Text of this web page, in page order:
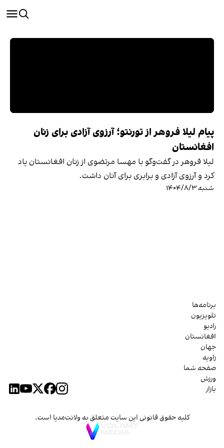
پیام لیلا فروهر از تورنتو؛ آرزوی آزادی برای زنان
افغانستان
لیلا فروهر در گفت‌وگو با مهسا مرتضوی از زنان افغانستان یاد
کرد و آرزوی آزادی و برابری برای آنان داشت.
شنبه ۱۴۰۴/۸/۳
برنامه‌ها
تلویزیون
رادیو
افغانستان
جهان
زاویه
صفحه شما
ورزش
بازار
کلیه حقوق قانونی این سایت متعلق به ولانت‌مدیا است.